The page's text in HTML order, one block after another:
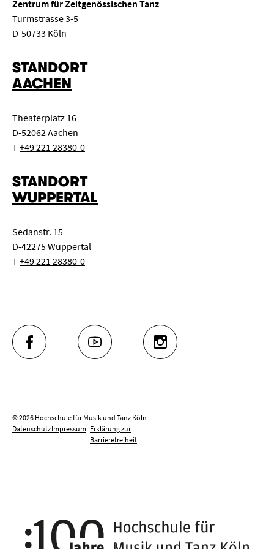
2.) Ein Satz von einem Bratschenkonzert von Béla Bartók,
William Walton oder Paul Hindemith.
Die Teilnehmer*innen werden gebeten, sich selbst um Ihre
Klavierbegleitung zu kümmern.
Zentrum für Zeitgenössischen Tanz
Turmstrasse 3-5
D-50733 Köln
STANDORT
AACHEN
Theaterplatz 16
D-52062 Aachen
T+49 221 28380-0
STANDORT
WUPPERTAL
Sedanstr. 15
D-42275 Wuppertal
T+49 221 28380-0
FACEBOOK YOUTUBE INSTAGRAM
© 2026 Hochschule für Musik und Tanz Köln
DatenschutzImpressum Erklärung zur
Barrierefreiheit